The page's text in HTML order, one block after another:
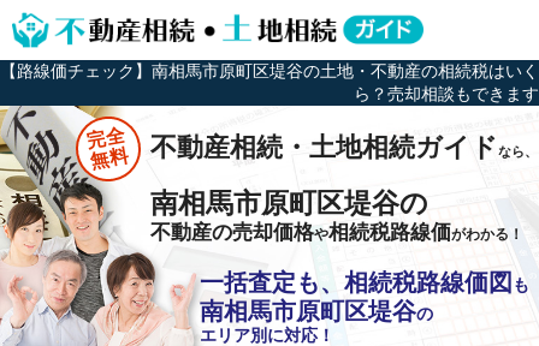
【路線価チェック】南相馬市原町区堤谷の土地・不動産の相続税はいく
ら？売却相談もできます
完全
無料 不動産相続・土地相続ガイドなら、
南相馬市原町区堤谷の
不動産の売却価格や相続税路線価がわかる！
一括査定も、相続税路線価図 も
南相馬市原町区堤谷の
エリア別に対応！